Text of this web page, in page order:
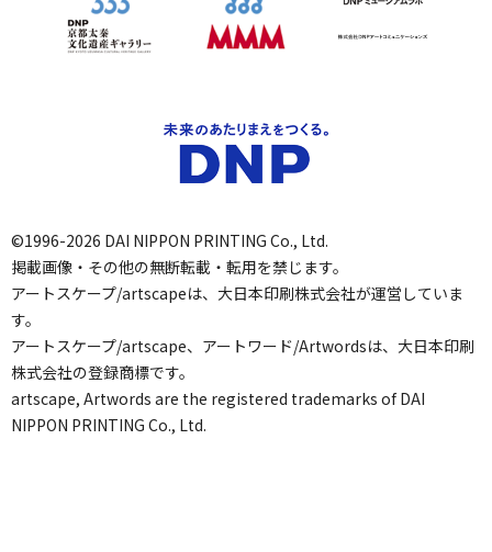
©1996-2026 DAI NIPPON PRINTING Co., Ltd.
掲載画像・その他の無断転載・転用を禁じます。
アートスケープ/artscapeは、大日本印刷株式会社が運営していま
す。
アートスケープ/artscape、アートワード/Artwordsは、大日本印刷
株式会社の登録商標です。
artscape, Artwords are the registered trademarks of DAI
NIPPON PRINTING Co., Ltd.